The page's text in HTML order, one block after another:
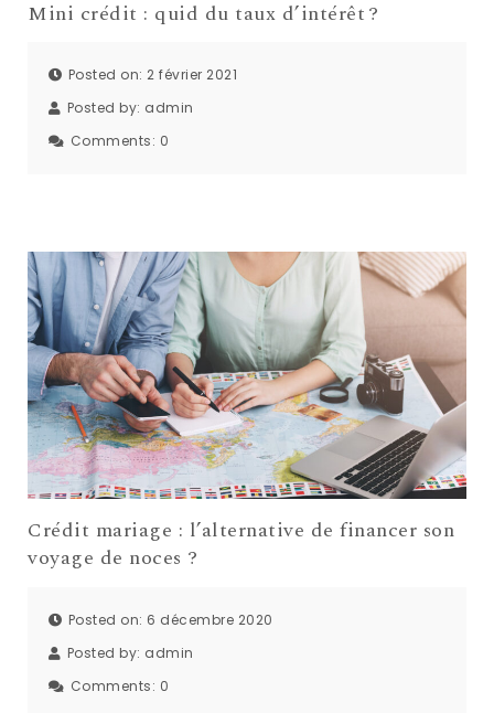
Mini crédit : quid du taux d’intérêt ?
Posted on: 2 février 2021
Posted by: admin
Comments: 0
Crédit mariage : l’alternative de financer son
voyage de noces ?
Posted on: 6 décembre 2020
Posted by: admin
Comments: 0